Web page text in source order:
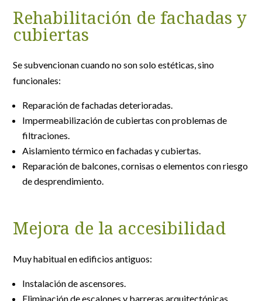
Rehabilitación de fachadas y
cubiertas
Se subvencionan cuando no son solo estéticas, sino
funcionales:
Reparación de fachadas deterioradas.
Impermeabilización de cubiertas con problemas de
filtraciones.
Aislamiento térmico en fachadas y cubiertas.
Reparación de balcones, cornisas o elementos con riesgo
de desprendimiento.
Mejora de la accesibilidad
Muy habitual en edificios antiguos:
Instalación de ascensores.
Eliminación de escalones y barreras arquitectónicas.